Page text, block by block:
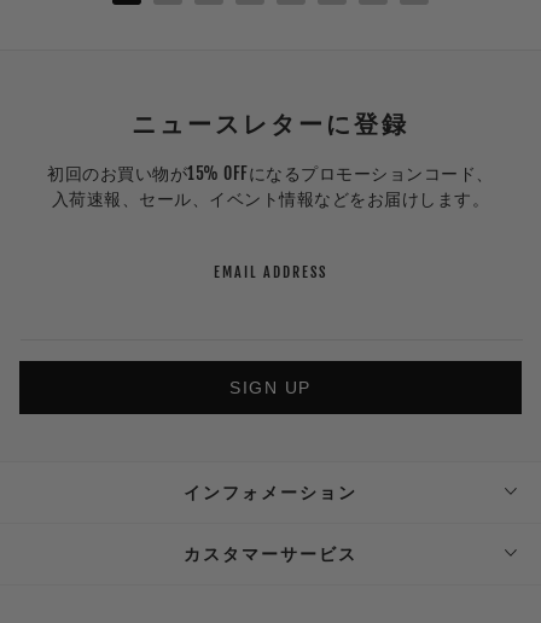
ニュースレターに登録
初回のお買い物が15% OFFになるプロモーションコード、
入荷速報、セール、イベント情報などをお届けします。
EMAIL ADDRESS
SIGN UP
インフォメーション
ABOUT SUPPLIER
カスタマーサービス